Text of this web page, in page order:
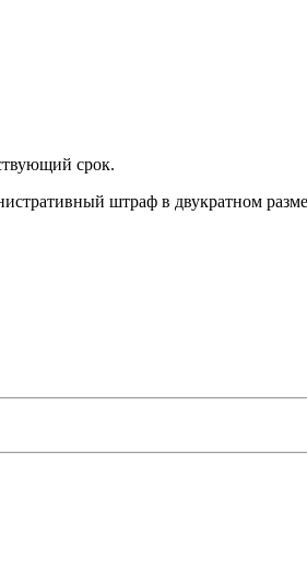
срок.
штраф в двукратном